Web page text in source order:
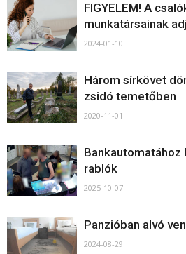
FIGYELEM! A
munkatársainak
2024-01-10
Három sírkövet
zsidó temetőben
2020-11-01
rablók
2025-10-07
Panzióban alvó
2024-08-29